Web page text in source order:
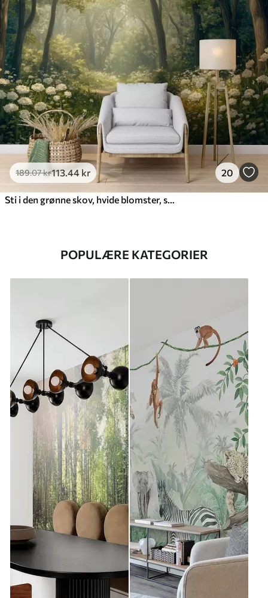
189.07kr113.44 kr 20
Sti i den grønne skov, hvide blomster, sollys, tegning i akrylstil
POPULÆRE KATEGORIER